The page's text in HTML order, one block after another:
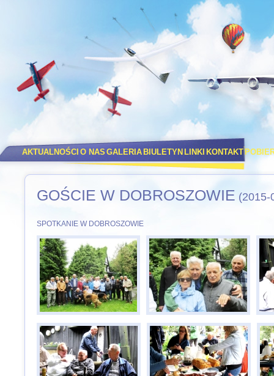
AKTUALNOŚCI O NAS GALERIA BIULETYN LINKI KONTAKT
GOŚCIE W DOBROSZOWIE (2015-
SPOTKANIE W DOBROSZOWIE